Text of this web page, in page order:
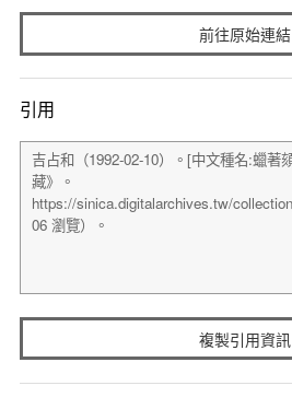
前往原始連結
引用
複製引用資訊